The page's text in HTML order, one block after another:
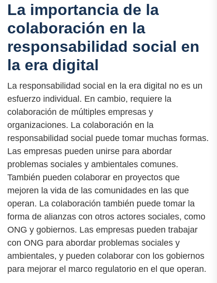
La importancia de la
colaboración en la
responsabilidad social en
la era digital
La responsabilidad social en la era digital no es un
esfuerzo individual. En cambio, requiere la
colaboración de múltiples empresas y
organizaciones. La colaboración en la
responsabilidad social puede tomar muchas formas.
Las empresas pueden unirse para abordar
problemas sociales y ambientales comunes.
También pueden colaborar en proyectos que
mejoren la vida de las comunidades en las que
operan. La colaboración también puede tomar la
forma de alianzas con otros actores sociales, como
ONG y gobiernos. Las empresas pueden trabajar
con ONG para abordar problemas sociales y
ambientales, y pueden colaborar con los gobiernos
para mejorar el marco regulatorio en el que operan.